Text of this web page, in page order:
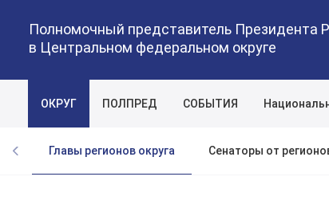
Полномочный представитель Президента
в Центральном федеральном округе
ОКРУГ ПОЛПРЕД СОБЫТИЯ
Главы регионов округа Сенаторы от